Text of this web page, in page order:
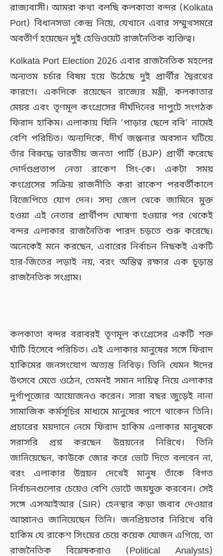
রাজ্যবাসী। আমরা কথা বলছি কলকাতা বন্দর (Kolkata
Port) বিধানসভা কেন্দ্র নিয়ে, যেখানে এবার সম্মুখসমরে
অবতীর্ণ হয়েছেন দুই হেভিওয়েট রাজনৈতিক ব্যক্তিত্ব।
Kolkata Port Election 2026 এবার রাজনৈতিক মহলের
অন্যতম চর্চার বিষয় হয়ে উঠেছে দুই প্রার্থীর দ্বৈরথের
কারণে। একদিকে রয়েছেন রাজ্যের মন্ত্রী, কলকাতার
মেয়র এবং তৃণমূল কংগ্রেসের দীর্ঘদিনের দাপুটে সংগঠক
ফিরাদ হাকিম। এলাকায় যিনি ‘পাড়ার ছেলে ববি’ নামেই
বেশি পরিচিত। অন্যদিকে, দীর্ঘ জল্পনার অবসান ঘটিয়ে
তাঁর বিরুদ্ধে ভারতীয় জনতা পার্টি (BJP) প্রার্থী করেছে
দোর্দণ্ডপ্রতাপ নেতা রাকেশ সিং-কে। একটা সময়
কংগ্রেসের সক্রিয় রাজনীতি করা রাকেশ পরবর্তীকালে
বিজেপিতে যোগ দেন। সদ্য জেল থেকে জামিনে মুক্ত
হওয়া এই নেতার প্রার্থীপদ ঘোষণা হওয়ার পর থেকেই
বন্দর এলাকার রাজনৈতিক পারদ চড়তে শুরু করেছে।
অনেকেই মনে করছেন, এবারের নির্বাচন নিছকই একটি
হার-জিতের লড়াই নয়, বরং অস্তিত্ব রক্ষার এক চূড়ান্ত
রাজনৈতিক সংগ্রাম।
কলকাতা বন্দর বরাবরই তৃণমূল কংগ্রেসের একটি শক্ত
ঘাঁটি হিসেবে পরিচিত। এই এলাকার মানুষের সঙ্গে ফিরাদ
হাকিমের জনসংযোগ অত্যন্ত নিবিড়। তিনি যেমন ঈদের
উৎসবে মেতে ওঠেন, তেমনই সমান দায়িত্ব নিয়ে এলাকার
দুর্গাপূজোর আয়োজনও করেন। সারা বছর জুড়েই নানা
সামাজিক কর্মসূচির মাধ্যমে মানুষের পাশে থাকেন তিনি।
প্রচারের ময়দানে নেমে ফিরাদ হাকিম এলাকার মানুষকে
সরাসরি প্রশ্ন করছেন উন্নয়নের নিরিখে। তিনি
জানিয়েছেন, কাউকে জোর করে ভোট দিতে বলবেন না,
বরং এলাকার উন্নয়ন দেখেই মানুষ তাঁকে বিগত
নির্বাচনগুলোর চেয়েও বেশি ভোটে জয়যুক্ত করবেন। সেই
সঙ্গে এসআইআর (SIR) হেনস্থার কড়া জবাব দেওয়ার
আহ্বানও জানিয়েছেন তিনি। জনপ্রিয়তার নিরিখে ববি
হাকিম যে রাকেশ সিংয়ের চেয়ে কয়েক যোজন এগিয়ে, তা
রাজনৈতিক বিশ্লেষকরাও (Political Analysts)